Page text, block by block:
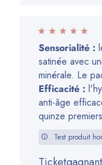
Sensorialité :
satinée avec
minérale. Le
Efficacité :
anti-âge
quinze
Test produit
Ticketgagnant